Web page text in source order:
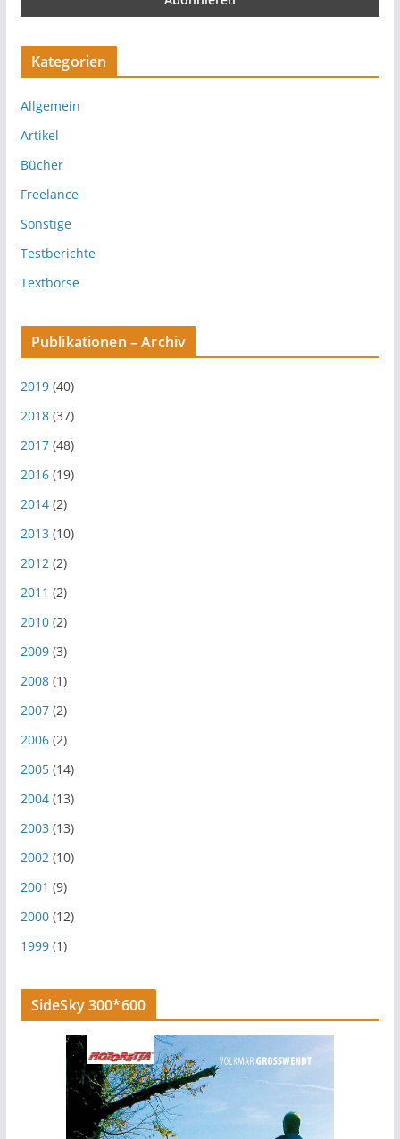
Kategorien
Allgemein
Artikel
Bücher
Freelance
Sonstige
Testberichte
Textbörse
Publikationen – Archiv
2019(40)
2018(37)
2017(48)
2016(19)
2014(2)
2013 (10)
2012(2)
2011 (2)
2010(2)
2009(3)
2008(1)
2007(2)
2006(2)
2005(14)
2004(13)
2003 (13)
2002(10)
2001 (9)
2000(12)
1999(1)
SideSky 300*600